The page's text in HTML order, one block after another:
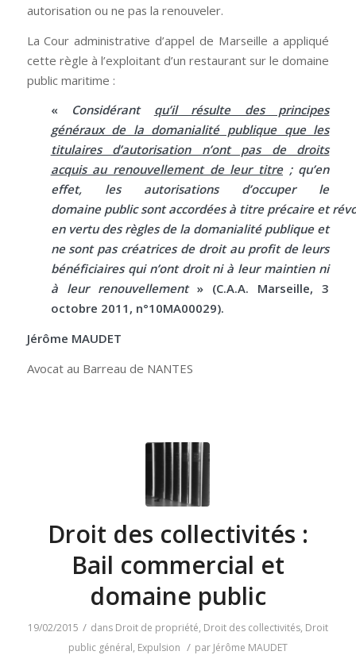
autorisation ou ne pas la renouveler.
La Cour administrative d’appel de Marseille a appliqué
cette règle à l’exploitant d’un restaurant sur le domaine
public maritime :
« Considérant qu’il résulte des principes
généraux de la domanialité publique que les
titulaires d’autorisation n’ont pas de droits
acquis au renouvellement de leur titre; qu’en
effet, les autorisations d’occuper le
domaine public sont accordées à titre précaire et
en vertu des règles de la domanialité publique et
ne sont pas créatrices de droit au profit de leurs
bénéficiaires qui n’ont droit ni à leur maintien ni
à leur renouvellement» (C.A.A. Marseille, 3
octobre 2011, n°10MA00029).
Jérôme MAUDET
Avocat au Barreau de NANTES
Droit des collectivités :
Bail commercial et
domaine public
19/02/2015 / dans Droit de propriété, Droit des collectivités, Droit
public général, Expulsion / par Jérôme MAUDET